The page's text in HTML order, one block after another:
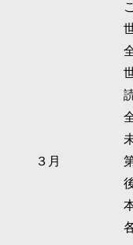
こども絵
世界こど
全国学校
世界児
読書感想
全国児童・
未来の科
３ 月 第二
後援各団
本部会
各都道府